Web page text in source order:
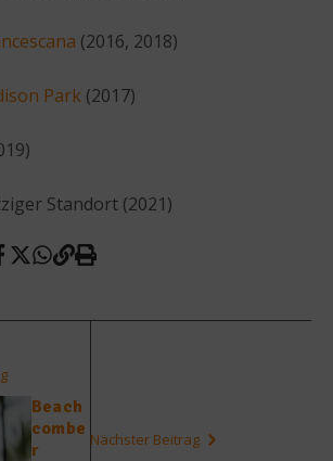
(2016, 2018)
Park (2017)
Standort (2021)
Beach
combe
r
Nächster Beitrag